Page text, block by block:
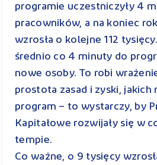
programie uczestniczyły 4
pracowników, a na koniec
wzrosła o kolejne 112
średnio co 4 minuty do
nowe osoby. To robi
prostota zasad i zyski, jakich
program – to wystarczy, by
Kapitałowe rozwijały się w
tempie.
Co ważne, o 9 tysięcy